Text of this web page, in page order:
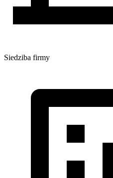
Siedziba firmy